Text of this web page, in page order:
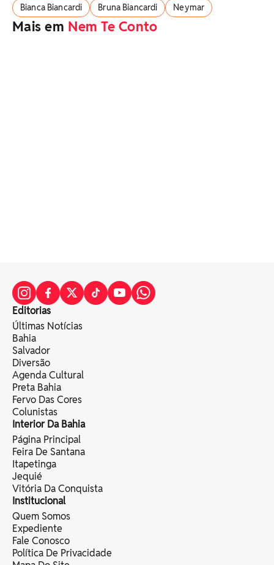
Bianca Biancardi Bruna Biancardi Neymar
Mais em Nem Te Conto
Editorias
Últimas Notícias
Bahia
Salvador
Diversão
Agenda Cultural
Preta Bahia
Fervo Das Cores
Colunistas
Interior Da Bahia
Página Principal
Feira De Santana
Itapetinga
Jequié
Vitória Da Conquista
Institucional
Quem Somos
Expediente
Fale Conosco
Política De Privacidade